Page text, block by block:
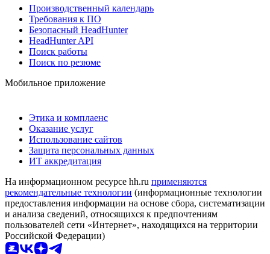
Производственный календарь
Требования к ПО
Безопасный HeadHunter
HeadHunter API
Поиск работы
Поиск по резюме
Мобильное приложение
Этика и комплаенс
Оказание услуг
Использование сайтов
Защита персональных данных
ИТ аккредитация
На информационном ресурсе hh.ru применяются
рекомендательные технологии (информационные технологии
предоставления информации на основе сбора, систематизации
и анализа сведений, относящихся к предпочтениям
пользователей сети «Интернет», находящихся на территории
Российской Федерации)